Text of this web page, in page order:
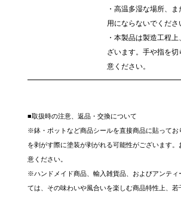
・高温多湿な場所、
用にならないでくださ
・本製品は製造工程
ざいます。手や指を
意ください。
■取扱時の注意、返品・交換について
※鉢・ポットなど商品シールを直接商品に貼ってお
を剥がす際に塗装が剥がれる可能性がございます
意ください。
※ハンドメイド商品、輸入雑貨品、およびアンティ
ては、その味わいや風合いを楽しむ商品特性上、